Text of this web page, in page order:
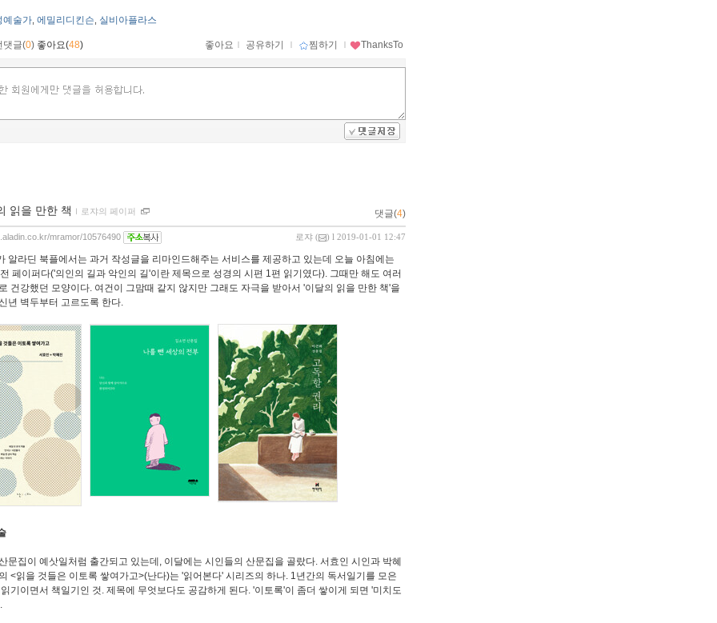
예술가 에밀리디킨슨 실비아플라스
댓글(0) 좋아요(48) 좋아요 ｌ 공유하기 ｌ 찜하기 ｌ ThanksTo
읽을 만한 책 ｌ 로쟈의 페이퍼 댓글(4)
로쟈 ( ) l 2019-01-01 12:47
mramor/10576490
알라딘 북플에서는 과거 작성글을 리마인드해주는 서비스를 제공하고 있는데 오늘 아침에는
페이퍼다('의인의 길과 악인의 길'이란 제목으로 성경의 시편 1편 읽기였다). 그때만 해도 여러
건강했던 모양이다. 여건이 그맘때 같지 않지만 그래도 자극을 받아서 '이달의 읽을 만한 책'을
년 벽두부터 고르도록 한다.
문집이 예삿일처럼 출간되고 있는데, 이달에는 시인들의 산문집을 골랐다. 서효인 시인과 박혜
<읽을 것들은 이토록 쌓여가고>(난다)는 '읽어본다' 시리즈의 하나. 1년간의 독서일기를 모은
기이면서 책일기인 것. 제목에 무엇보다도 공감하게 된다. '이토록'이 좀더 쌓이게 되면 '미치도